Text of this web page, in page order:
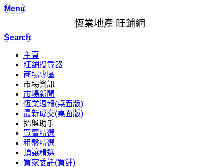
Menu
恆業地產 旺鋪網
Search
主頁
旺舖搜尋器
商場專區
市場資訊
市場新聞
恆業週報(桌面版)
最新成交(桌面版)
搵盤助手
買賣精選
租盤精選
頂讓精選
買家委託(買舖)